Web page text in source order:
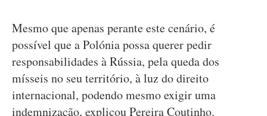
Mesmo que apenas perante este cenário, é
possível que a Polónia possa querer pedir
responsabilidades à Rússia, pela queda dos
mísseis no seu território, à luz do direito
internacional, podendo mesmo exigir uma
indemnização, explicou Pereira Coutinho.